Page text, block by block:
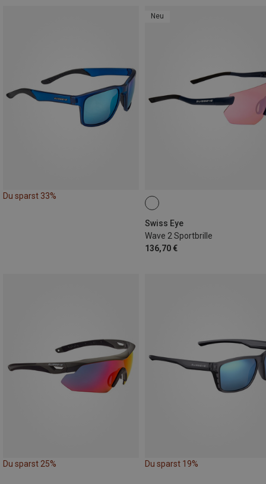
Du sparst 33%
Neu
Swiss Eye
Wave 2 Sportbrille
136,70 €
Du sparst 25% Du sparst 19%